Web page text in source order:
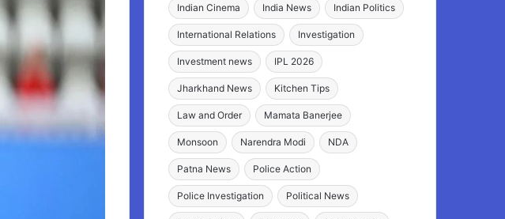
Indian Cinema India News Indian Politics
International Relations Investigation
Investment news IPL 2026
Jharkhand News Kitchen Tips
Law and Order Mamata Banerjee
Monsoon Narendra Modi NDA
Patna News Police Action
Police Investigation Political News